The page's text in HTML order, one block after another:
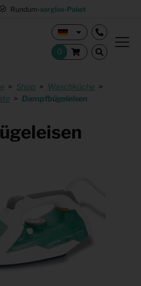
Rundum-sorglos-Paket
Shop
Waschküche
Dampfbügeleisen